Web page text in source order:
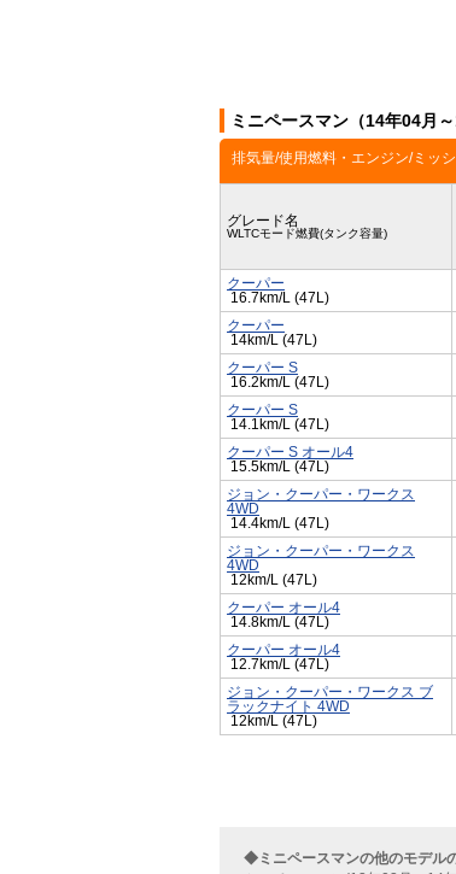
ミニペースマン（14年04月
排気量/使用燃料・エンジン/ミッ
グレード名
WLTCモード燃費(タンク容量)
クーパー
16.7km/L (47L)
クーパー
14km/L (47L)
クーパー S
16.2km/L (47L)
クーパー S
14.1km/L (47L)
クーパー S オール4
15.5km/L (47L)
ジョン・クーパー・ワークス
4WD
14.4km/L (47L)
ジョン・クーパー・ワークス
4WD
12km/L (47L)
クーパー オール4
14.8km/L (47L)
クーパー オール4
12.7km/L (47L)
ジョン・クーパー・ワークス ブ
ラックナイト 4WD
12km/L (47L)
◆ミニペースマンの他のモデル